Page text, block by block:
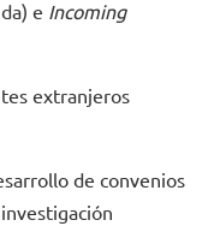
e Incoming
extranjeros
de convenios